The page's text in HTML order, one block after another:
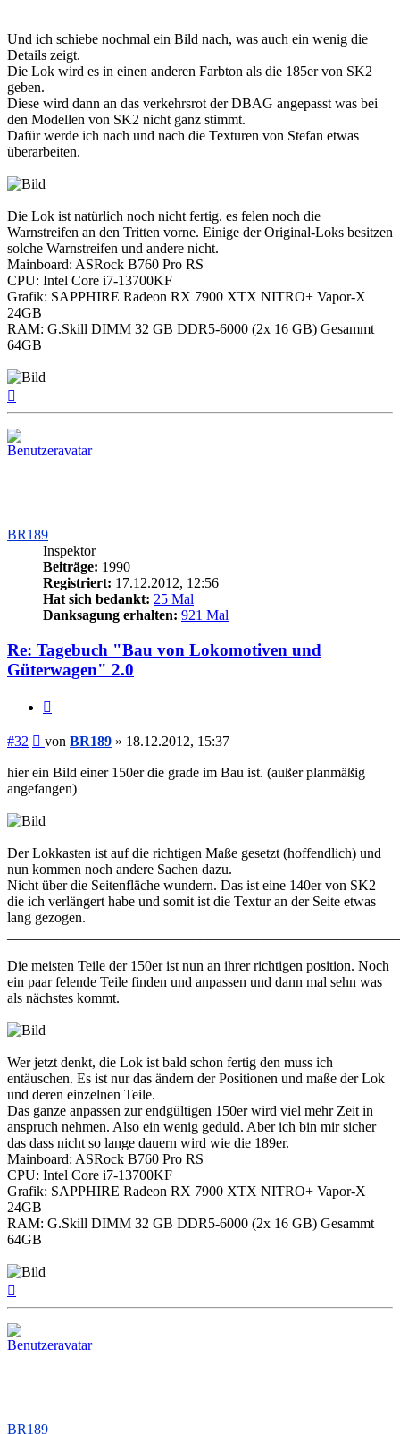
Und ich schiebe nochmal ein Bild nach, was auch ein wenig die
Details zeigt.
Die Lok wird es in einen anderen Farbton als die 185er von SK2
geben.
Diese wird dann an das verkehrsrot der DBAG angepasst was bei
den Modellen von SK2 nicht ganz stimmt.
Dafür werde ich nach und nach die Texturen von Stefan etwas
überarbeiten.
Die Lok ist natürlich noch nicht fertig. es felen noch die
Warnstreifen an den Tritten vorne. Einige der Original-Loks besitzen
solche Warnstreifen und andere nicht.
Mainboard: ASRock B760 Pro RS
CPU: Intel Core i7-13700KF
Grafik: SAPPHIRE Radeon RX 7900 XTX NITRO+ Vapor-X
24GB
RAM: G.Skill DIMM 32 GB DDR5-6000 (2x 16 GB) Gesammt
64GB
BR189
Inspektor
Beiträge: 1990
Registriert: 17.12.2012, 12:56
Hat sich bedankt: 25 Mal
Danksagung erhalten: 921 Mal
Re: Tagebuch "Bau von Lokomotiven und
Güterwagen" 2.0
#32 Beitrag
von BR189 » 18.12.2012, 15:37
hier ein Bild einer 150er die grade im Bau ist. (außer planmäßig
angefangen)
Der Lokkasten ist auf die richtigen Maße gesetzt (hoffendlich) und
nun kommen noch andere Sachen dazu.
Nicht über die Seitenfläche wundern. Das ist eine 140er von SK2
die ich verlängert habe und somit ist die Textur an der Seite etwas
lang gezogen.
Die meisten Teile der 150er ist nun an ihrer richtigen position. Noch
ein paar felende Teile finden und anpassen und dann mal sehn was
als nächstes kommt.
Wer jetzt denkt, die Lok ist bald schon fertig den muss ich
entäuschen. Es ist nur das ändern der Positionen und maße der Lok
und deren einzelnen Teile.
Das ganze anpassen zur endgültigen 150er wird viel mehr Zeit in
anspruch nehmen. Also ein wenig geduld. Aber ich bin mir sicher
das dass nicht so lange dauern wird wie die 189er.
Mainboard: ASRock B760 Pro RS
CPU: Intel Core i7-13700KF
Grafik: SAPPHIRE Radeon RX 7900 XTX NITRO+ Vapor-X
24GB
RAM: G.Skill DIMM 32 GB DDR5-6000 (2x 16 GB) Gesammt
64GB
BR189